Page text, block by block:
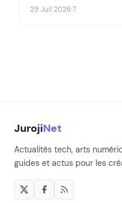
29 Juil 2026·7
JurojiNet
Actualités tech, arts
guides et actus pour les